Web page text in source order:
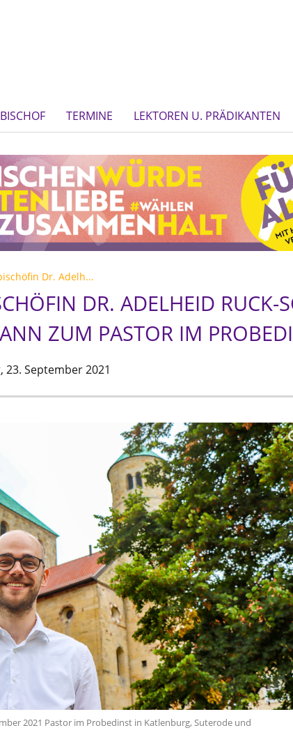
TERMINE LEKTOREN U. PRÄDIKANTEN
Dr. Adelh...
DR. ADELHEID RUCK-
ZUM PASTOR IM
23. September 2021
2021 Pastor im Probedinst in Katlenburg, Suterode und